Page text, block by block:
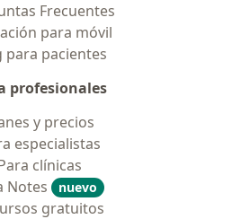
Frecuentes
para móvil
para pacientes
profesionales
y precios
especialistas
clínicas
Notes
nuevo
gratuitos